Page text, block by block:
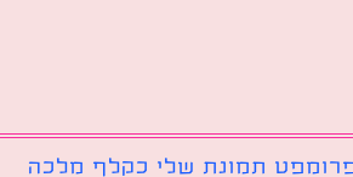
תמונת שלי כקלף מלכה